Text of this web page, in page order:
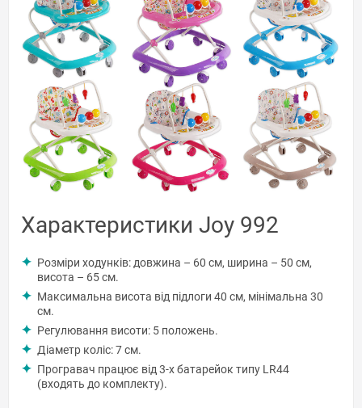
Характеристики Joy 992
Розміри ходунків: довжина – 60 см, ширина – 50 см,
висота – 65 см.
Максимальна висота від підлоги 40 см, мінімальна 30
см.
Регулювання висоти: 5 положень.
Діаметр коліс: 7 см.
Програвач працює від 3-х батарейок типу LR44
(входять до комплекту).